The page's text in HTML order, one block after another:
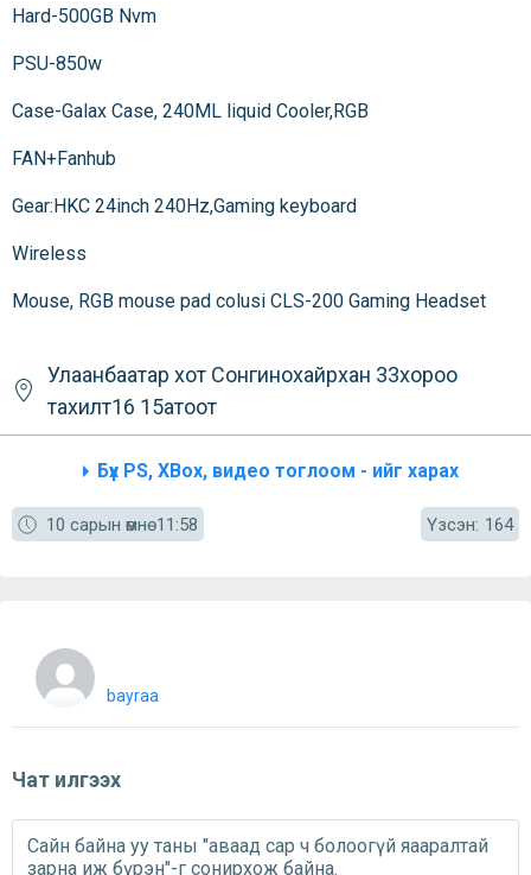
Hard-500GB Nvm
PSU-850w
Case-Galax Case, 240ML liquid Cooler,RGB
FAN+Fanhub
Gear:HKC 24inch 240Hz,Gaming keyboard
Wireless
Mouse, RGB mouse pad colusi CLS-200 Gaming Headset
Улаанбаатар хот Сонгинохайрхан 33хороо
тахилт16 15атоот
Бүх PS, XBox, видео тоглоом - ийг харах
10 сарын өмнө 11:58 Үзсэн: 164
bayraa
Чат илгээх